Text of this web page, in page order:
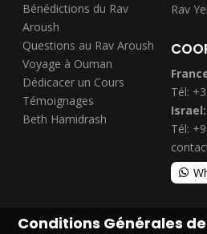
Bénédictions du Rav
Aroush
Questions au Rav Aroush
Voyage à Ouman
Dédicacer un Cours
Témoignages
Beth Hamidrash
Rav
Tél:
Israel:
Tél:
Conditions Générales